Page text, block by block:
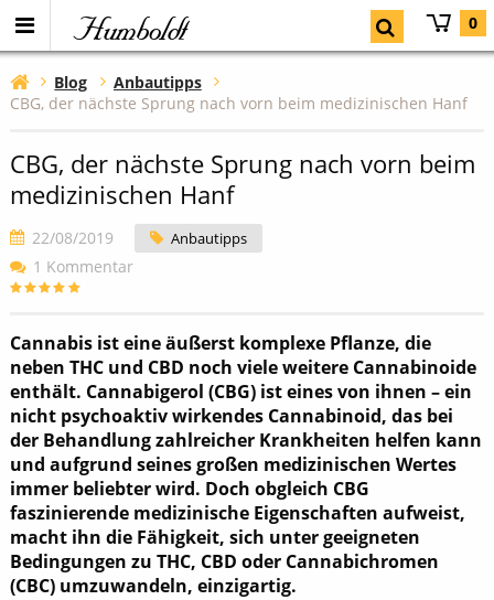
Humboldt 0
Blog
Anbautipps
CBG, der nächste Sprung nach vorn beim medizinischen Hanf
CBG, der nächste Sprung nach vorn beim
medizinischen Hanf
22/08/2019 Anbautipps
1 Kommentar
Cannabis ist eine äußerst komplexe Pflanze, die
neben THC und CBD noch viele weitere Cannabinoide
enthält. Cannabigerol (CBG) ist eines von ihnen – ein
nicht psychoaktiv wirkendes Cannabinoid, das bei
der Behandlung zahlreicher Krankheiten helfen kann
und aufgrund seines großen medizinischen Wertes
immer beliebter wird. Doch obgleich CBG
faszinierende medizinische Eigenschaften aufweist,
macht ihn die Fähigkeit, sich unter geeigneten
Bedingungen zu THC, CBD oder Cannabichromen
(CBC) umzuwandeln, einzigartig.